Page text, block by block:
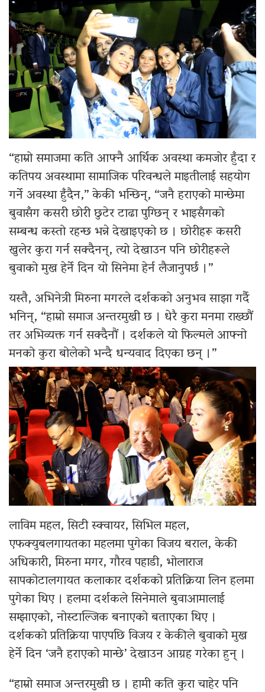
“हाम्रो समाजमा कति आफ्नै आर्थिक अवस्था कमजोर हुँदा र
कतिपय अवस्थामा सामाजिक परिवन्धले माइतीलाई सहयोग
गर्ने अवस्था हुँदैन,” केकी भन्छिन्, “जनै हराएको मान्छेमा
बुवासँग कसरी छोरी छुटेर टाढा पुग्छिन् र भाइसँगको
सम्बन्ध कस्तो रहन्छ भन्ने देखाइएको छ । छोरीहरू कसरी
खुलेर कुरा गर्न सक्दैनन्, त्यो देखाउन पनि छोरीहरूले
बुवाको मुख हेर्ने दिन यो सिनेमा हेर्न लैजानुपर्छ ।”
यस्तै, अभिनेत्री मिरुना मगरले दर्शकको अनुभव साझा गर्दै
भनिन्, “हाम्रो समाज अन्तरमुखी छ । धेरै कुरा मनमा राख्छौं
तर अभिव्यक्त गर्न सक्दैनौं । दर्शकले यो फिल्मले आफ्नो
मनको कुरा बोलेको भन्दै धन्यवाद दिएका छन् ।”
लाविम महल, सिटी स्क्वायर, सिभिल महल,
एफक्युबलगायतका महलमा पुगेका विजय बराल, केकी
अधिकारी, मिरुना मगर, गौरव पहाडी, भोलाराज
सापकोटालगायत कलाकार दर्शकको प्रतिक्रिया लिन हलमा
पुगेका थिए । हलमा दर्शकले सिनेमाले बुवाआमालाई
सम्झाएको, नोस्टाल्जिक बनाएको बताएका थिए ।
दर्शकको प्रतिक्रिया पाएपछि विजय र केकीले बुवाको मुख
हेर्ने दिन ‘जनै हराएको मान्छे’ देखाउन आग्रह गरेका हुन् ।
“हाम्रो समाज अन्तरमुखी छ । हामी कति कुरा चाहेर पनि